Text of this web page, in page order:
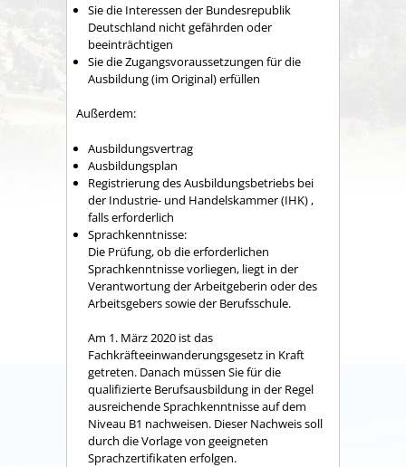
Sie die Interessen der Bundesrepublik
Deutschland nicht gefährden oder
beeinträchtigen
Sie die Zugangsvoraussetzungen für die
Ausbildung (im Original) erfüllen
Außerdem:
Ausbildungsvertrag
Ausbildungsplan
Registrierung des Ausbildungsbetriebs bei
der Industrie- und Handelskammer (IHK) ,
falls erforderlich
Sprachkenntnisse:
Die Prüfung, ob die erforderlichen
Sprachkenntnisse vorliegen, liegt in der
Verantwortung der Arbeitgeberin oder des
Arbeitsgebers sowie der Berufsschule.
Am 1. März 2020 ist das
Fachkräfteeinwanderungsgesetz in Kraft
getreten. Danach müssen Sie für die
qualifizierte Berufsausbildung in der Regel
ausreichende Sprachkenntnisse auf dem
Niveau B1 nachweisen. Dieser Nachweis soll
durch die Vorlage von geeigneten
Sprachzertifikaten erfolgen.